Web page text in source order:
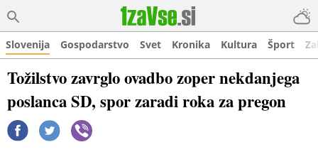
Slovenija Gospodarstvo Svet Kronika Kultura Šport
Tožilstvo zavrglo ovadbo zoper nekdanjega
poslanca SD, spor zaradi roka za pregon